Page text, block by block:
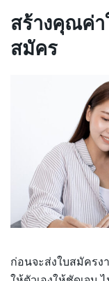
สร้างคุณค่า
สมัคร
ก่อนจะส่งใบสมัคร